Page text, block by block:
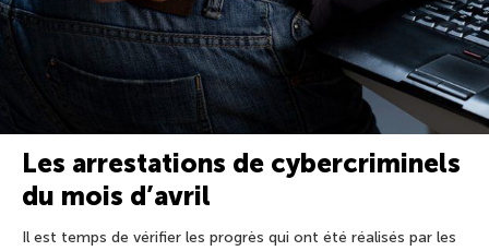
Les arrestations de cybercriminels
du mois d’avril
Il est temps de vérifier les progrès qui ont été réalisés par les